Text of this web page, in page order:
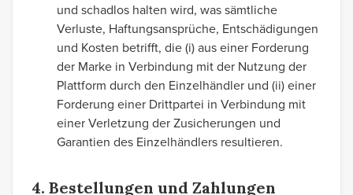
und schadlos halten wird, was sämtliche
Verluste, Haftungsansprüche, Entschädigungen
und Kosten betrifft, die (i) aus einer Forderung
der Marke in Verbindung mit der Nutzung der
Plattform durch den Einzelhändler und (ii) einer
Forderung einer Drittpartei in Verbindung mit
einer Verletzung der Zusicherungen und
Garantien des Einzelhändlers resultieren.
4. Bestellungen und Zahlungen